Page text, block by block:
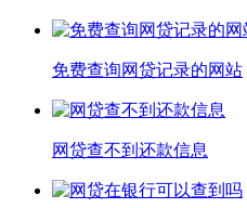
免费查询网贷记录的网站
网贷查不到还款信息